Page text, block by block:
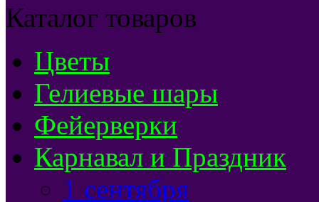
Каталог товаров
Цветы
Гелиевые шары
Фейерверки
Карнавал и Праздник
1 сентября